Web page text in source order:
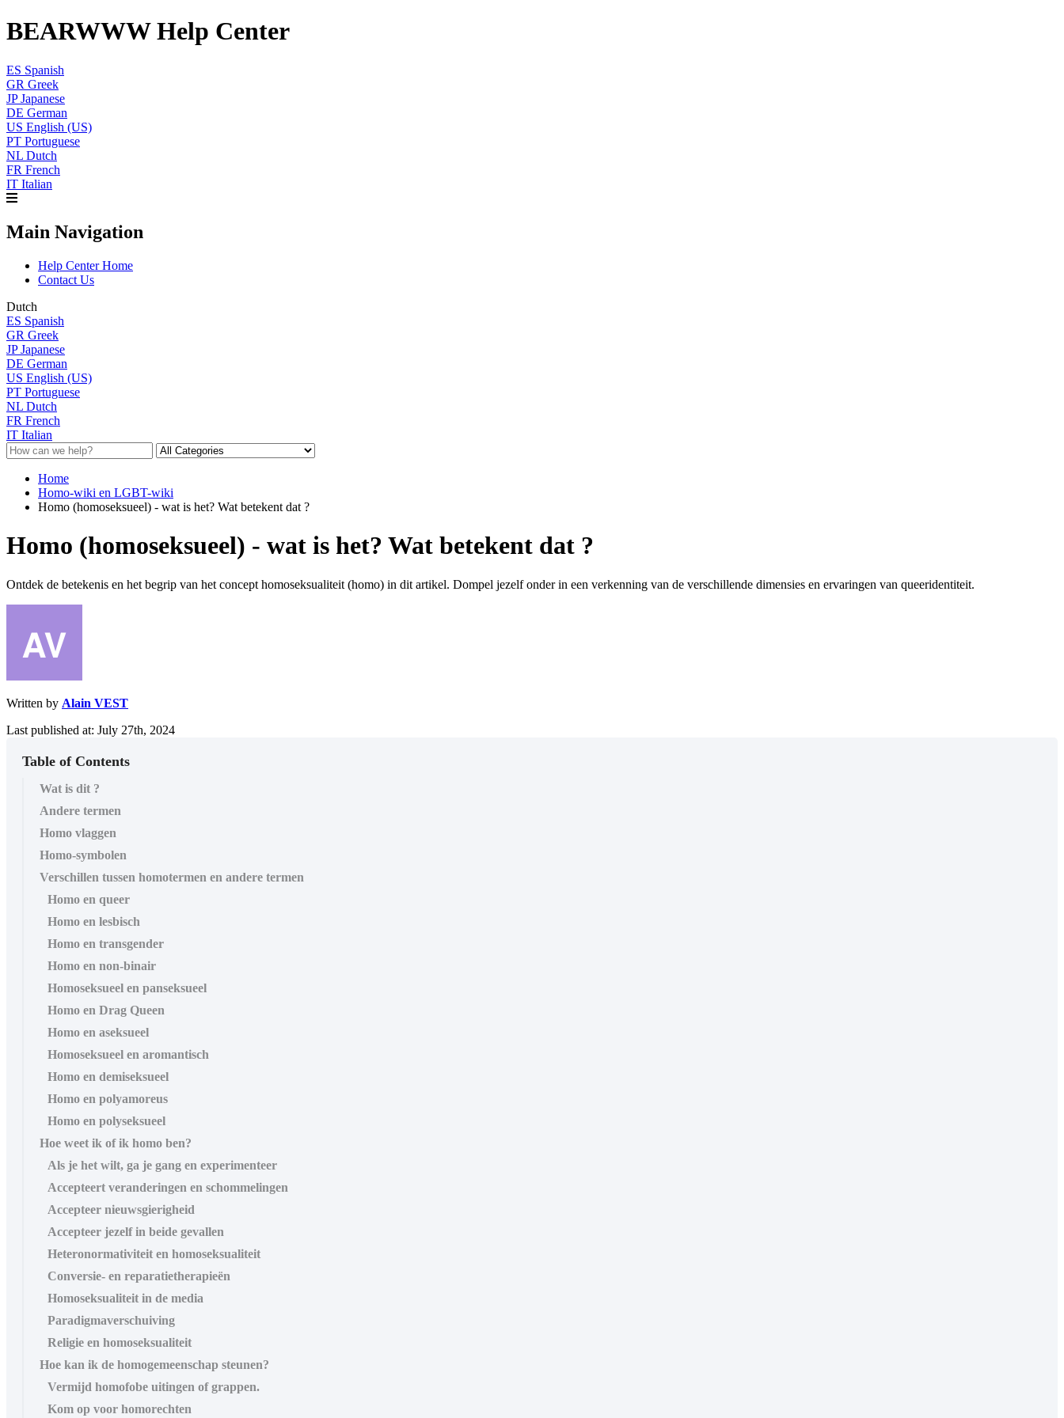
BEARWWW Help Center
ES Spanish
GR Greek
JP Japanese
DE German
US English (US)
PT Portuguese
NL Dutch
FR French
IT Italian
Main Navigation
Help Center Home
Contact Us
Dutch
ES Spanish
GR Greek
JP Japanese
DE German
US English (US)
PT Portuguese
NL Dutch
FR French
IT Italian
Home
Homo-wiki en LGBT-wiki
Homo (homoseksueel) - wat is het? Wat betekent dat ?
Homo (homoseksueel) - wat is het? Wat betekent dat ?
Ontdek de betekenis en het begrip van het concept homoseksualiteit (homo) in dit artikel. Dompel jezelf onder in een verkenning van de verschillende dimensies en ervaringen van queeridentiteit.
Written by Alain VEST
Last published at: July 27th, 2024
Table of Contents
Wat is dit ?
Andere termen
Homo vlaggen
Homo-symbolen
Verschillen tussen homotermen en andere termen
Homo en queer
Homo en lesbisch
Homo en transgender
Homo en non-binair
Homoseksueel en panseksueel
Homo en Drag Queen
Homo en aseksueel
Homoseksueel en aromantisch
Homo en demiseksueel
Homo en polyamoreus
Homo en polyseksueel
Hoe weet ik of ik homo ben?
Als je het wilt, ga je gang en experimenteer
Accepteert veranderingen en schommelingen
Accepteer nieuwsgierigheid
Accepteer jezelf in beide gevallen
Heteronormativiteit en homoseksualiteit
Conversie- en reparatietherapieën
Homoseksualiteit in de media
Paradigmaverschuiving
Religie en homoseksualiteit
Hoe kan ik de homogemeenschap steunen?
Vermijd homofobe uitingen of grappen.
Kom op voor homorechten